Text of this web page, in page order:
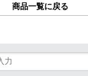
商品一覧に戻る